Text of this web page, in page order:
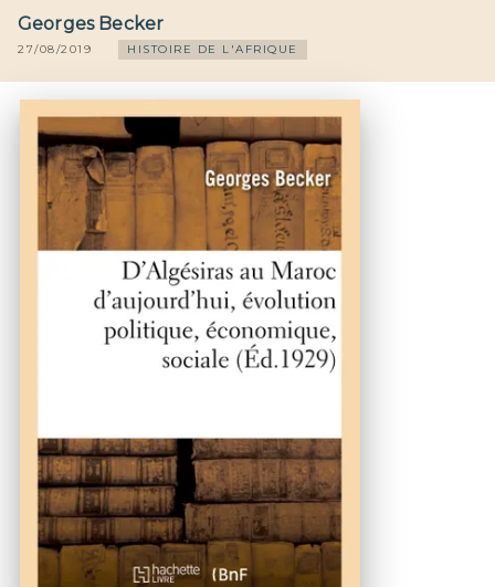
Georges Becker
27/08/2019 HISTOIRE DE L'AFRIQUE